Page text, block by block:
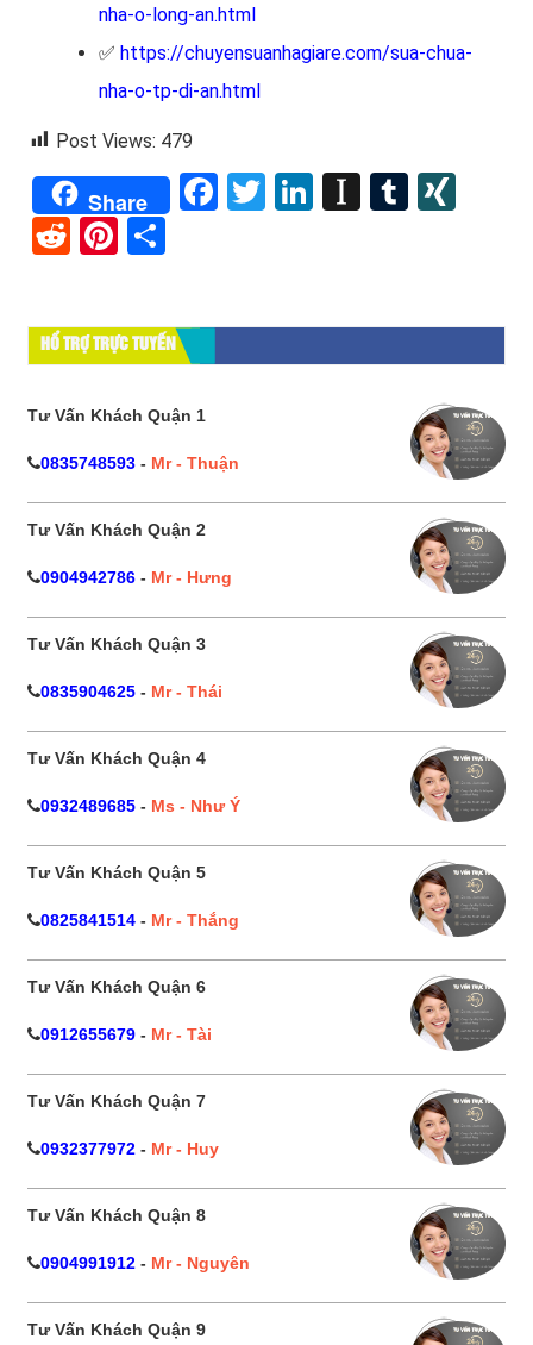
nha-o-long-an.html
✅ https://chuyensuanhagiare.com/sua-chua-
nha-o-tp-di-an.html
Post Views: 479
Share Facebook
TwitterLinkedInTumblr
RedditPinterest
HỔ TRỢ TRỰC TUYẾN
Tư Vấn Khách Quận 1
0835748593 - Mr - Thuận
Tư Vấn Khách Quận 2
0904942786 - Mr - Hưng
Tư Vấn Khách Quận 3
0835904625 - Mr - Thái
Tư Vấn Khách Quận 4
0932489685 - Ms - Như Ý
Tư Vấn Khách Quận 5
0825841514 - Mr - Thắng
Tư Vấn Khách Quận 6
0912655679 - Mr - Tài
Tư Vấn Khách Quận 7
0932377972 - Mr - Huy
Tư Vấn Khách Quận 8
0904991912 - Mr - Nguyên
Tư Vấn Khách Quận 9